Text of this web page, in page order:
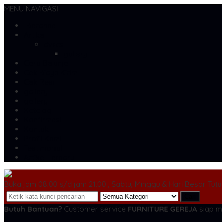
MENU NAVIGASI
Buka jam 08.00 s/d jam 21.00 , Sabtu, Minggu & Hari Besar
Butuh Bantuan? Customer service FURNITURE GEREJA siap